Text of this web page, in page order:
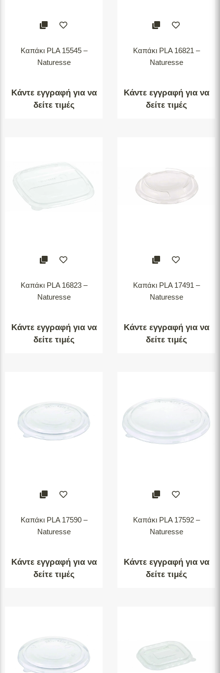
Καπάκι PLA 15545 –
Naturesse
Κάντε εγγραφή για να
δείτε τιμές
Καπάκι PLA 16821 –
Naturesse
Κάντε εγγραφή για να
δείτε τιμές
Καπάκι PLA 16823 –
Naturesse
Κάντε εγγραφή για να
δείτε τιμές
Καπάκι PLA 17491 –
Naturesse
Κάντε εγγραφή για να
δείτε τιμές
Καπάκι PLA 17590 –
Naturesse
Κάντε εγγραφή για να
δείτε τιμές
Καπάκι PLA 17592 –
Naturesse
Κάντε εγγραφή για να
δείτε τιμές